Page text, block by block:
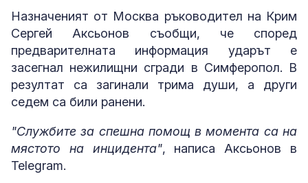
Назначеният от Москва ръководител на Крим
Сергей Аксьонов съобщи, че според
предварителната информация ударът е
засегнал нежилищни сгради в Симферопол. В
резултат са загинали трима души, а други
седем са били ранени.
"Службите за спешна помощ в момента са на
мястото на инцидента", написа Аксьонов в
Telegram.